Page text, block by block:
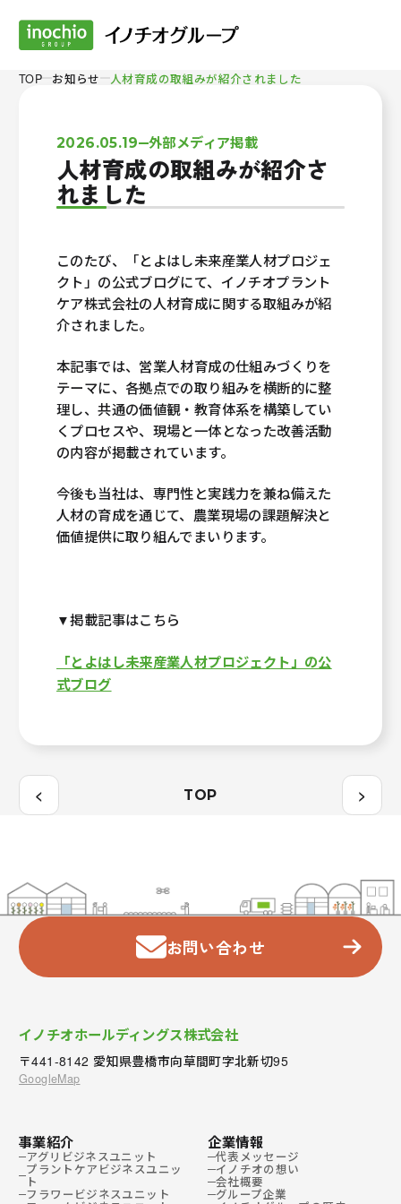
TOP お知らせ 人材育成の取組みが紹介されました
2026.05.19 外部メディア掲載
人材育成の取組みが紹介さ
れました
このたび、「とよはし未来産業人材プロジェ
クト」の公式ブログにて、イノチオプラント
ケア株式会社の人材育成に関する取組みが紹
介されました。
本記事では、営業人材育成の仕組みづくりを
テーマに、各拠点での取り組みを横断的に整
理し、共通の価値観・教育体系を構築してい
くプロセスや、現場と一体となった改善活動
の内容が掲載されています。
今後も当社は、専門性と実践力を兼ね備えた
人材の育成を通じて、農業現場の課題解決と
価値提供に取り組んでまいります。
▼掲載記事はこちら
「とよはし未来産業人材プロジェクト」の公
式ブログ
< TOP >
お問い合わせ
イノチオホールディングス株式会社
〒441-8142 愛知県豊橋市向草間町字北新切95
GoogleMap
事業紹介
アグリビジネスユニット
プラントケアビジネスユニッ
ト
フラワービジネスユニット
企業情報
代表メッセージ
イノチオの想い
会社概要
グループ企業